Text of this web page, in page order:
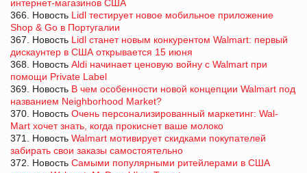
интернет-магазинов США
366. Новость Lidl тестирует новое мобильное приложение
Shop & Go в Португалии
367. Новость Lidl станет новым конкурентом Walmart: первый
дискаунтер в США открывается 15 июня
368. Новость Aldi начинает ценовую войну с Walmart при
помощи Private Label
369. Новость В чем особенности новой концепции Walmart под
названием Neighborhood Market?
370. Новость Очень персонализированный маркетинг: Wal-
Mart хочет знать, когда прокиснет ваше молоко
371. Новость Walmart мотивирует скидками покупателей
забирать свои заказы самостоятельно
372. Новость Самыми популярными ритейлерами в США